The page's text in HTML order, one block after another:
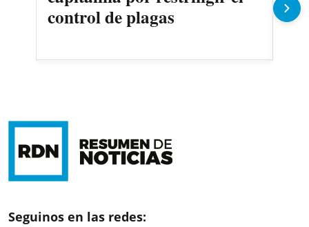
control de plagas
Seguinos en las redes: